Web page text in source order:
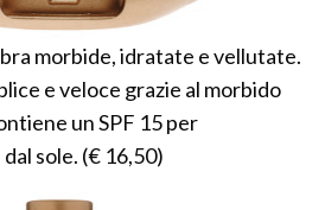
morbide, idratate e vellutate.
e veloce grazie al morbido
un SPF 15 per
sole. (€ 16,50)